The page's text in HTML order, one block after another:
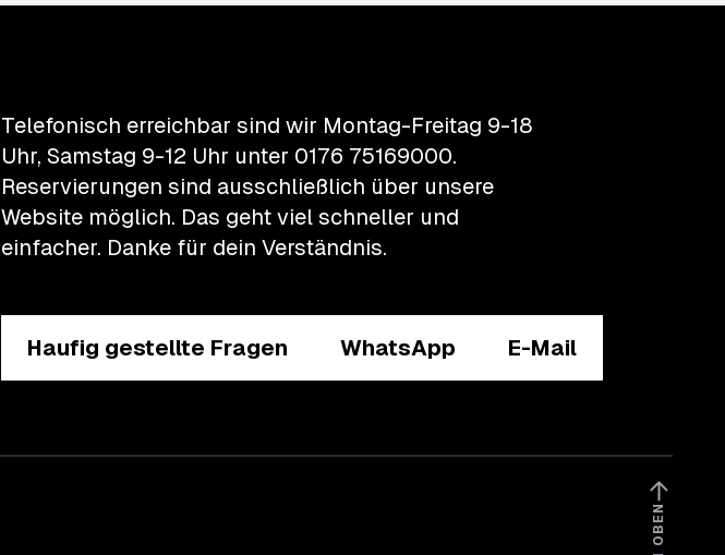
Telefonisch erreichbar sind wir Montag-Freitag 9-18
Uhr, Samstag 9-12 Uhr unter 0176 75169000.
Reservierungen sind ausschließlich über unsere
Website möglich. Das geht viel schneller und
einfacher. Danke für dein Verständnis.
Haufig gestellte Fragen WhatsApp E-Mail